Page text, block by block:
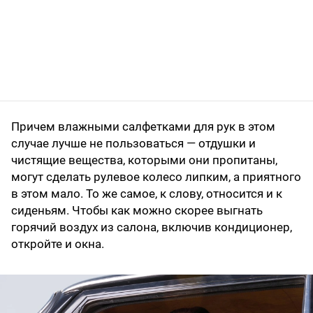
Причем влажными салфетками для рук в этом
случае лучше не пользоваться — отдушки и
чистящие вещества, которыми они пропитаны,
могут сделать рулевое колесо липким, а приятного
в этом мало. То же самое, к слову, относится и к
сиденьям. Чтобы как можно скорее выгнать
горячий воздух из салона, включив кондиционер,
откройте и окна.